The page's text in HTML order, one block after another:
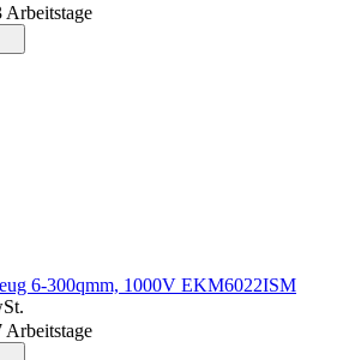
6-300qmm, 1000V EKM6022ISM